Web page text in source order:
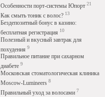
Особенности порт-системы Юпорт 21
Как смыть тоник с волос? 13
Бездепозитный бонус в казино:
бесплатная регистрация 10
Полезный и вкусный завтрак для
похудения 9
Правильное питание при сахарном
диабете 9
Московская стоматологическая клиника
Moscow-Lumineers 8
Правильный уход за волосами 7